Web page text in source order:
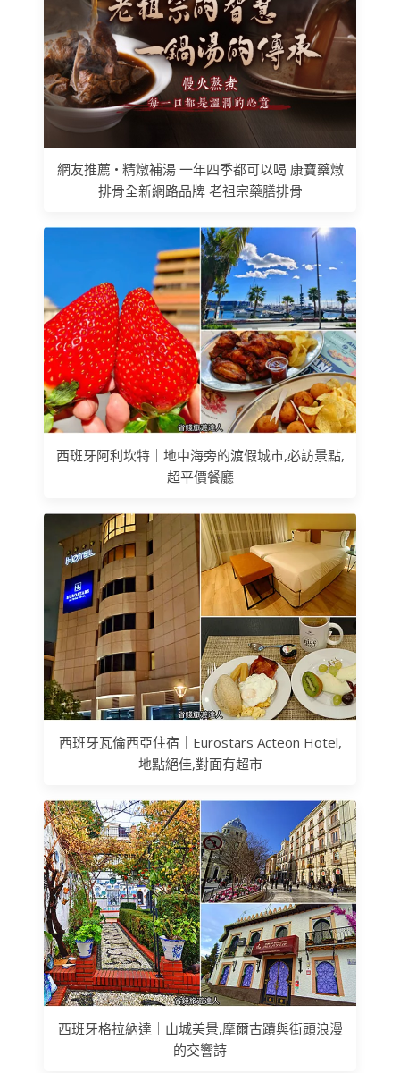
網友推薦 • 精燉補湯 一年四季都可以喝 康寶藥燉
排骨全新網路品牌 老祖宗藥膳排骨
西班牙阿利坎特｜地中海旁的渡假城市,必訪景點,
超平價餐廳
西班牙瓦倫西亞住宿｜Eurostars Acteon Hotel,
地點絕佳,對面有超市
西班牙格拉納達｜山城美景,摩爾古蹟與街頭浪漫
的交響詩